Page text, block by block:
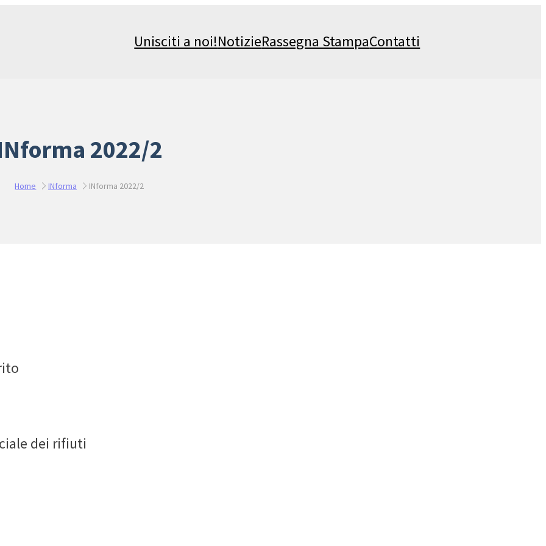
Unisciti a noi!NotizieRassegna StampaContatti
2022/2
Home INforma INforma 2022/2
dei rifiuti